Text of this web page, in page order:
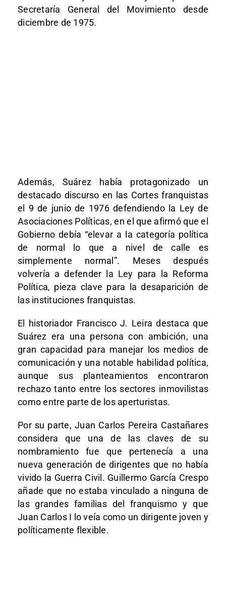
Secretaría General del Movimiento desde
diciembre de 1975.
Además, Suárez había protagonizado un
destacado discurso en las Cortes franquistas
el 9 de junio de 1976 defendiendo la Ley de
Asociaciones Políticas, en el que afirmó que el
Gobierno debía “elevar a la categoría política
de normal lo que a nivel de calle es
simplemente normal”. Meses después
volvería a defender la Ley para la Reforma
Política, pieza clave para la desaparición de
las instituciones franquistas.
El historiador Francisco J. Leira destaca que
Suárez era una persona con ambición, una
gran capacidad para manejar los medios de
comunicación y una notable habilidad política,
aunque sus planteamientos encontraron
rechazo tanto entre los sectores inmovilistas
como entre parte de los aperturistas.
Por su parte, Juan Carlos Pereira Castañares
considera que una de las claves de su
nombramiento fue que pertenecía a una
nueva generación de dirigentes que no había
vivido la Guerra Civil. Guillermo García Crespo
añade que no estaba vinculado a ninguna de
las grandes familias del franquismo y que
Juan Carlos I lo veía como un dirigente joven y
políticamente flexible.